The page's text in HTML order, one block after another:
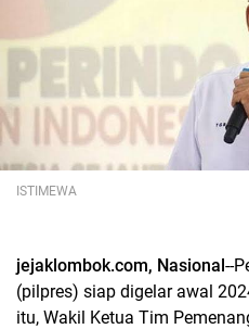
ISTIMEWA
jejaklombok.com, Nasional--
(pilpres) siap digelar awal
itu, Wakil Ketua Tim